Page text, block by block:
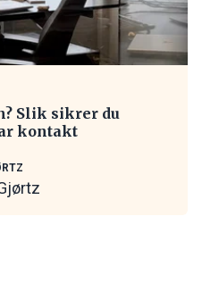
Slik sikrer du
kontakt